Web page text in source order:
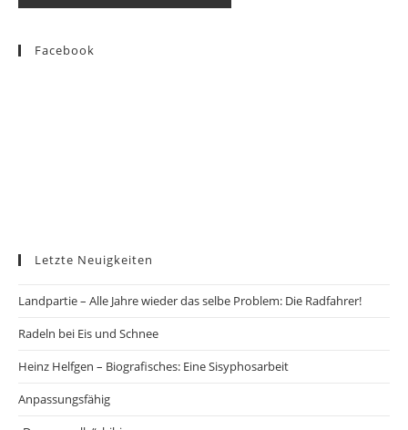
Facebook
Letzte Neuigkeiten
Landpartie – Alle Jahre wieder das selbe Problem: Die Radfahrer!
Radeln bei Eis und Schnee
Heinz Helfgen – Biografisches: Eine Sisyphosarbeit
Anpassungsfähig